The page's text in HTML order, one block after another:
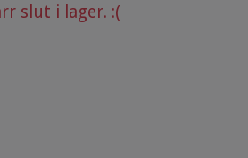
slut i lager. :(